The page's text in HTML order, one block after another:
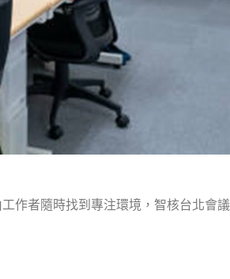
作者隨時找到專注環境，智核台北會